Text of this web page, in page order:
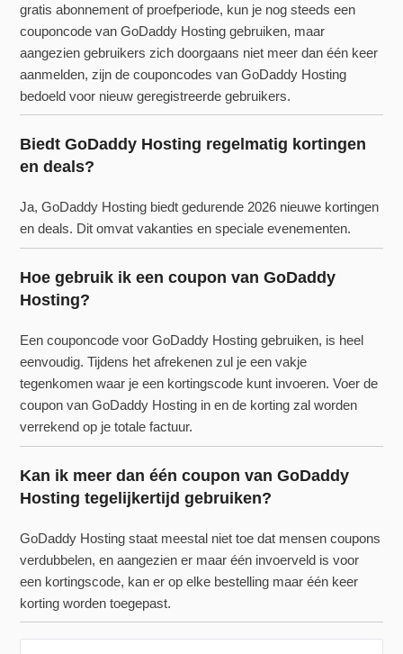
gratis abonnement of proefperiode, kun je nog steeds een
couponcode van GoDaddy Hosting gebruiken, maar
aangezien gebruikers zich doorgaans niet meer dan één keer
aanmelden, zijn de couponcodes van GoDaddy Hosting
bedoeld voor nieuw geregistreerde gebruikers.
Biedt GoDaddy Hosting regelmatig kortingen
en deals?
Ja, GoDaddy Hosting biedt gedurende 2026 nieuwe kortingen
en deals. Dit omvat vakanties en speciale evenementen.
Hoe gebruik ik een coupon van GoDaddy
Hosting?
Een couponcode voor GoDaddy Hosting gebruiken, is heel
eenvoudig. Tijdens het afrekenen zul je een vakje
tegenkomen waar je een kortingscode kunt invoeren. Voer de
coupon van GoDaddy Hosting in en de korting zal worden
verrekend op je totale factuur.
Kan ik meer dan één coupon van GoDaddy
Hosting tegelijkertijd gebruiken?
GoDaddy Hosting staat meestal niet toe dat mensen coupons
verdubbelen, en aangezien er maar één invoerveld is voor
een kortingscode, kan er op elke bestelling maar één keer
korting worden toegepast.